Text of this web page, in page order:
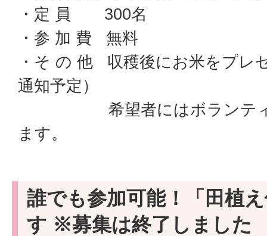
・定 員 300名
・参 加 費 無料
・そ の 他 収穫後にお米をプレ
通知予定）
希望者にはボランティア
ます。
誰でも参加可能！「田植
す ※募集は終了しました